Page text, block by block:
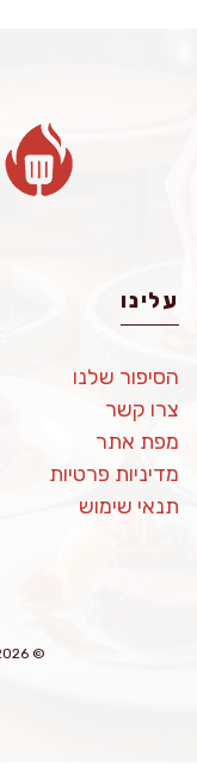
עלינו
הסיפור שלנו
צרו קשר
מפת אתר
מדיניות פרטיות
תנאי שימוש
© 2026 כל הזכויות שמורות לטעימתא